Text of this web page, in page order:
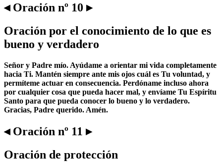
◂ Oración nº 10 ▸
Oración por el conocimiento de lo que es
bueno y verdadero
Señor y Padre mío. Ayúdame a orientar mi vida completamente
hacia Ti. Mantén siempre ante mis ojos cuál es Tu voluntad, y
permíteme actuar en consecuencia. Perdóname incluso ahora
por cualquier cosa que pueda hacer mal, y envíame Tu Espíritu
Santo para que pueda conocer lo bueno y lo verdadero.
Gracias, Padre querido. Amén.
◂ Oración nº 11 ▸
Oración de protección